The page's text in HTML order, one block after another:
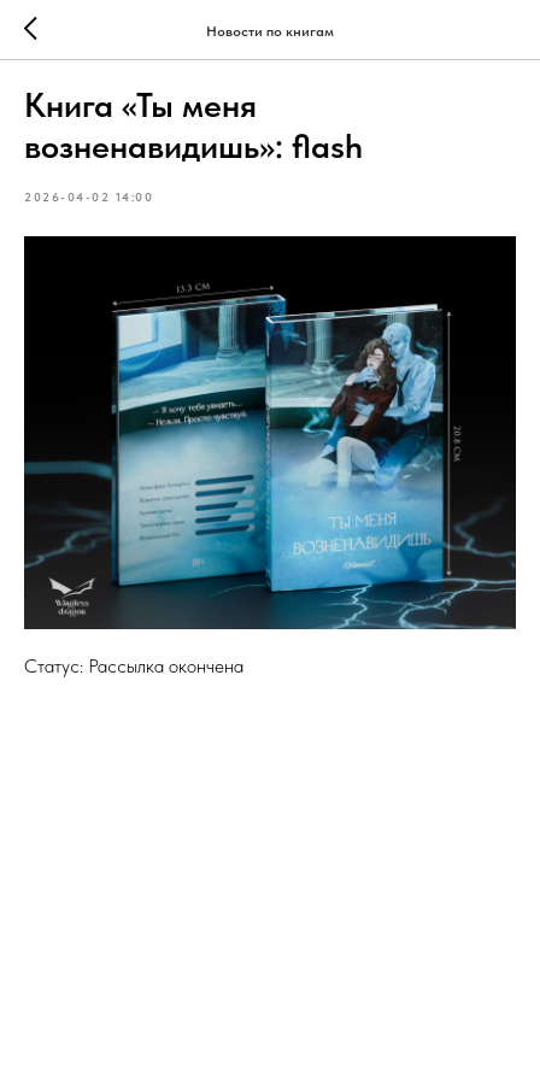
Новости по книгам
Книга «Ты меня
возненавидишь»: flash
2026-04-02 14:00
Статус: Рассылка окончена